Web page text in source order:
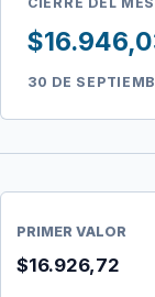
30 DE
PRIMER VALOR
$16.926,72